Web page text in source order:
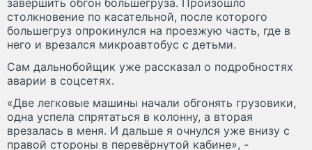
завершить обгон большегруза. Произошло
столкновение по касательной, после которого
большегруз опрокинулся на проезжую часть, где в
него и врезался микроавтобус с детьми.
Сам дальнобойщик уже рассказал о подробностях
аварии в соцсетях.
«Две легковые машины начали обгонять грузовики,
одна успела спрятаться в колонну, а вторая
врезалась в меня. И дальше я очнулся уже внизу с
правой стороны в перевёрнутой кабине», -